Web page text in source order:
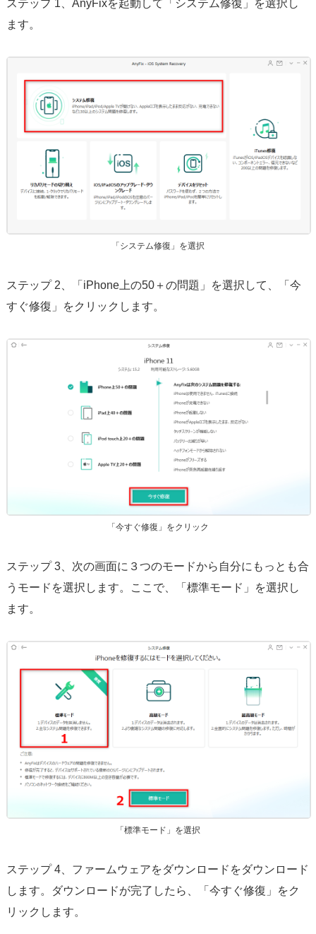
ステップ 1、AnyFixを起動して「システム修復」を選択し
ます。
「システム修復」を選択
ステップ 2、「iPhone上の50＋の問題」を選択して、「今
すぐ修復」をクリックします。
「今すぐ修復」をクリック
ステップ 3、次の画面に３つのモードから自分にもっとも合
うモードを選択します。ここで、「標準モード」を選択し
ます。
「標準モード」を選択
ステップ 4、ファームウェアをダウンロードをダウンロード
します。ダウンロードが完了したら、「今すぐ修復」をク
リックします。